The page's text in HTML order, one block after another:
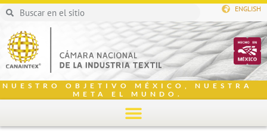
ENGLISH
NUESTRO OBJETIVO MÉXICO, NUESTRA
META EL MUNDO.